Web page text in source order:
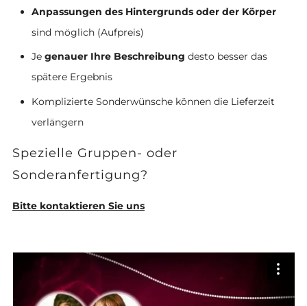
Anpassungen des Hintergrunds oder der Körper
sind möglich (Aufpreis)
Je genauer Ihre Beschreibung desto besser das
spätere Ergebnis
Komplizierte Sonderwünsche können die Lieferzeit
verlängern
Spezielle Gruppen- oder
Sonderanfertigung?
Bitte kontaktieren Sie uns